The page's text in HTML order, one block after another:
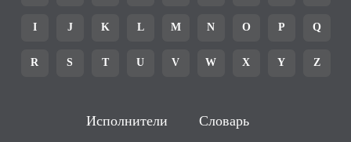
I J K L M N O P Q
R S T U V W X Y Z
Исполнители Словарь